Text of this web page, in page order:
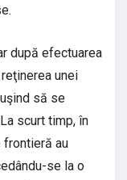
după efectuarea
unei
să se
scurt timp, în
frontieră au
se la o